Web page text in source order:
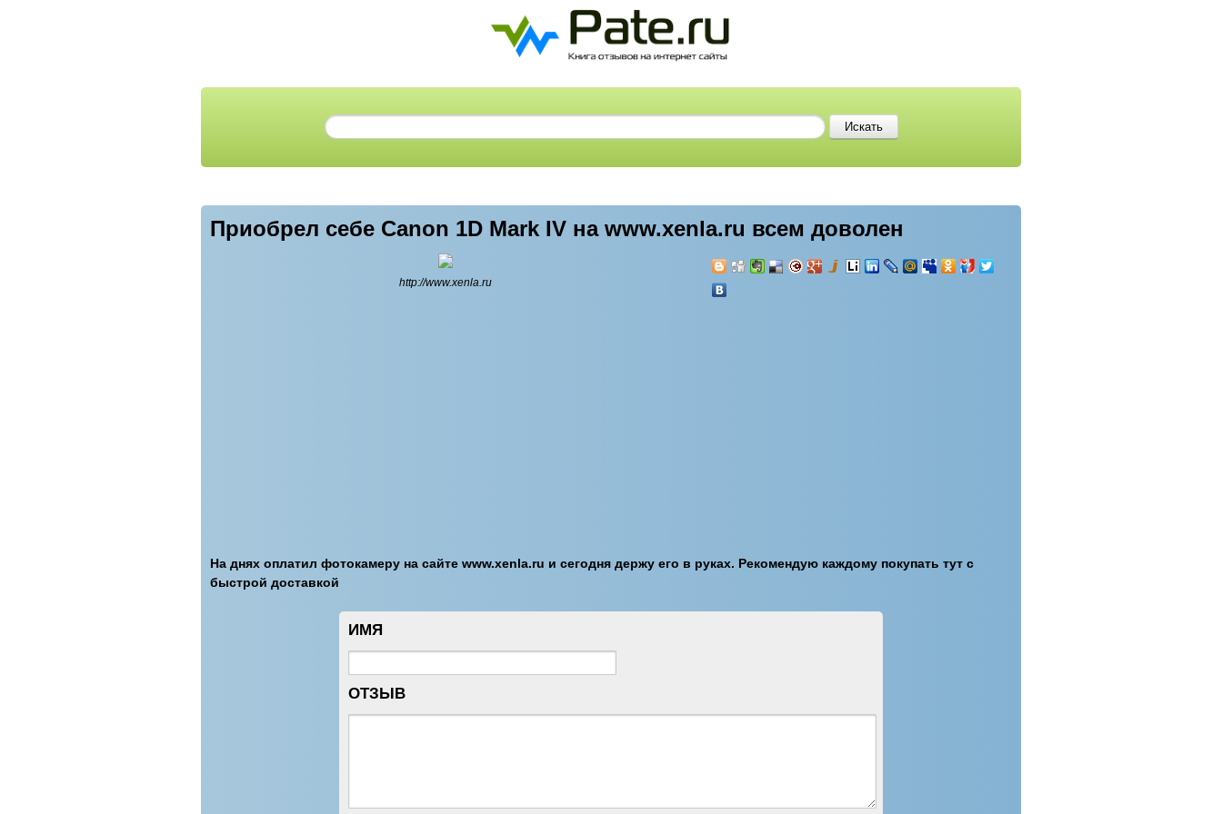
Приобрел себе Canon 1D Mark IV на www.xenla.ru всем доволен
http://www.xenla.ru
На днях оплатил фотокамеру на сайте www.xenla.ru и сегодня держу его в руках. Рекомендую каждому покупать тут с
быстрой доставкой
ИМЯ
ОТЗЫВ